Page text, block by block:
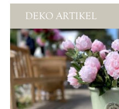
DEKO ARTIKEL